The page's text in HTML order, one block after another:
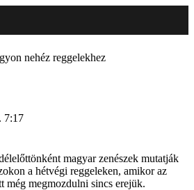
nehéz reggelekhez
7:17
magyar zenészek mutatják
a hétvégi reggeleken, amikor az
még megmozdulni sincs erejük.